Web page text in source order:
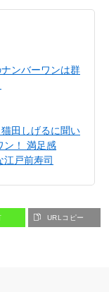
ンバーワンは群
田しげるに聞い
ン！ 満足感
江戸前寿司
URLコピー